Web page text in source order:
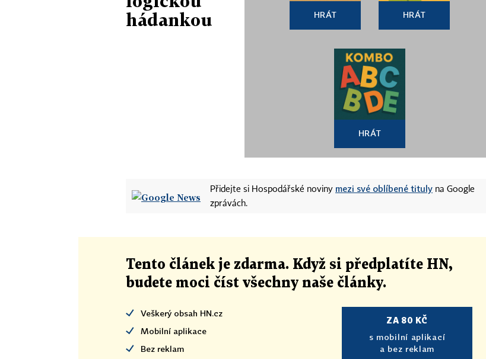
hádankou
HRÁT HRÁT
HRÁT
Přidejte si Hospodářské noviny mezi své oblíbené tituly na Google
zprávách.
Tento článek je zdarma. Když si předplatíte HN,
budete moci číst všechny naše články.
Veškerý obsah HN.cz
Mobilní aplikace
Bez reklam
ZA 80 KČ
s mobilní aplikací
a bez reklam